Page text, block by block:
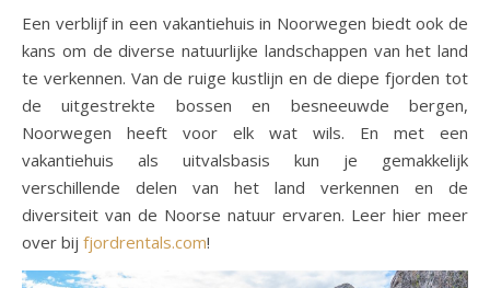
Een verblijf in een vakantiehuis in Noorwegen biedt ook de
kans om de diverse natuurlijke landschappen van het land
te verkennen. Van de ruige kustlijn en de diepe fjorden tot
de uitgestrekte bossen en besneeuwde bergen,
Noorwegen heeft voor elk wat wils. En met een
vakantiehuis als uitvalsbasis kun je gemakkelijk
verschillende delen van het land verkennen en de
diversiteit van de Noorse natuur ervaren. Leer hier meer
over bij fjordrentals.com!